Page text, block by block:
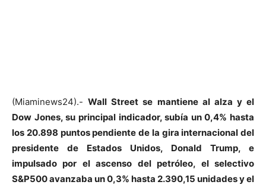
(Miaminews24).-Wall Street se mantiene al alza y el
Dow Jones, su principal indicador, subía un 0,4% hasta
los 20.898 puntos pendiente de la gira internacional del
presidente de Estados Unidos, Donald Trump, e
impulsado por el ascenso del petróleo, el selectivo
S&P500 avanzaba un 0,3% hasta 2.390,15 unidades y el